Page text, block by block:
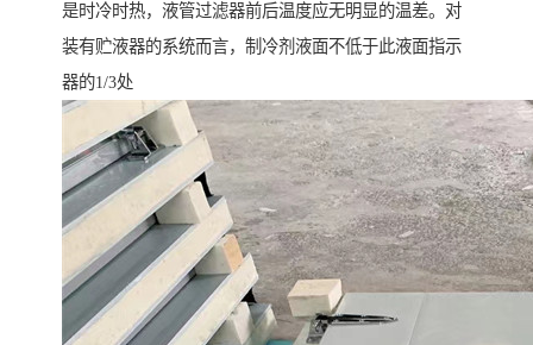
是时冷时热，液管过滤器前后温度应无明显的温差。对
装有贮液器的系统而言，制冷剂液面不低于此液面指示
器的1/3处